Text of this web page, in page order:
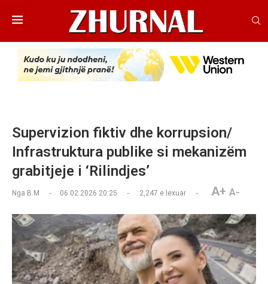
Supervizion fiktiv dhe korrupsion/
Infrastruktura publike si mekanizëm
grabitjeje i ‘Rilindjes’
Nga B.M 06.02.2026 20:25 2,247 e lexuar A+ A-